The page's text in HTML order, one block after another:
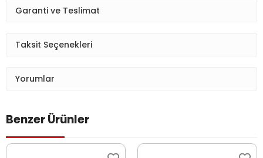
Garanti ve Teslimat
Taksit Seçenekleri
Yorumlar
Benzer Ürünler